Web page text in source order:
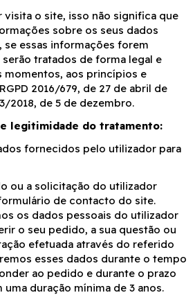
visita o site, isso não significa que
sobre os seus dados
se essas informações forem
tratados de forma legal e
momentos, aos princípios e
2016/679, de 27 de abril de
2018, de 5 de dezembro.
legitimidade do tratamento:
fornecidos pelo utilizador para
ou a solicitação do utilizador
de contacto do site.
os dados pessoais do utilizador
o seu pedido, a sua questão ou
efetuada através do referido
esses dados durante o tempo
ao pedido e durante o prazo
duração mínima de 3 anos.